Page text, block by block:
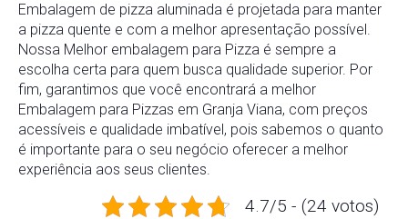
Embalagem de pizza aluminada é projetada para manter
a pizza quente e com a melhor apresentação possível.
Nossa Melhor embalagem para Pizza é sempre a
escolha certa para quem busca qualidade superior. Por
fim, garantimos que você encontrará a melhor
Embalagem para Pizzas em Granja Viana, com preços
acessíveis e qualidade imbatível, pois sabemos o quanto
é importante para o seu negócio oferecer a melhor
experiência aos seus clientes.
4.7/5 - (24 votos)